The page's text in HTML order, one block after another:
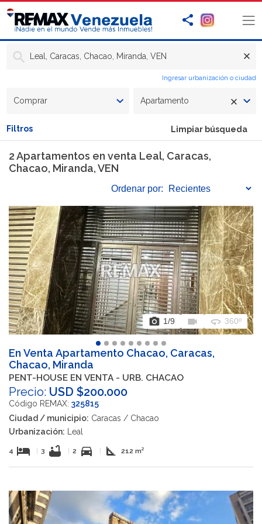
Leal, Caracas, Chacao, Miranda, VEN
Ingresar urbanización o ciudad
Comprar Apartamento
Filtros Limpiar búsqueda
2 Apartamentos en venta Leal, Caracas,
Chacao, Miranda, VEN
Ordenar por:
photo_camera 1/9 videocam 360 360º
En Venta Apartamento Chacao, Caracas,
Chacao, Miranda
PENT-HOUSE EN VENTA - URB. CHACAO
Precio: USD $200.000
Código REMAX: 325815
Ciudad / municipio: Caracas / Chacao
Urbanización: Leal
4 hotel 3 bathtub 2 directions_car square_foot 212 m²